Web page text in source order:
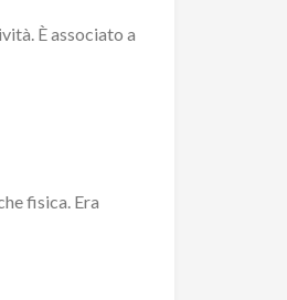
È associato a
fisica. Era